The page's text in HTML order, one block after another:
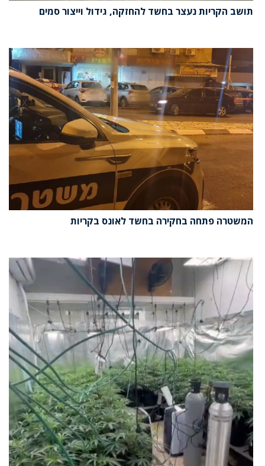
תושב הקריות נעצר בחשד להחזקה, גידול וייצור סמים
המשטרה פתחה בחקירה בחשד לאונס בקריות